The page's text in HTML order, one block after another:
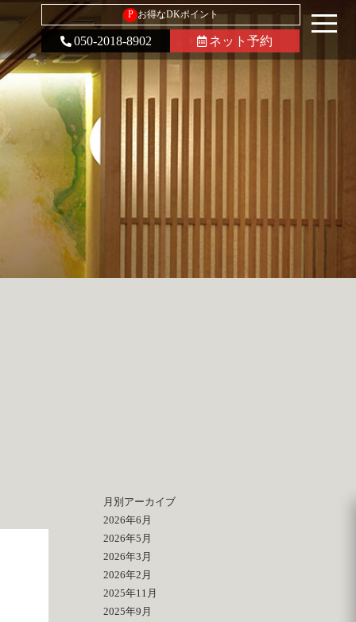
P お得なDKポイント
050-2018-8902 ネット予約
月別アーカイブ
2026年6月
2026年5月
2026年3月
2026年2月
2025年11月
2025年9月